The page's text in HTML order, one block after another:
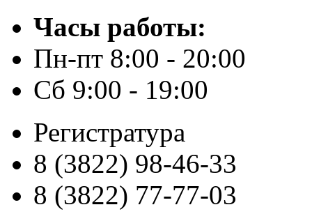
Часы работы:
Пн-пт 8:00 - 20:00
Сб 9:00 - 19:00
Регистратура
8 (3822) 98-46-33
8 (3822) 77-77-03